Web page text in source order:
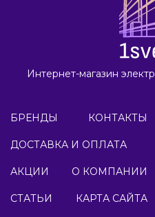
Интернет-магазин
БРЕНДЫ КОНТАКТЫ
ДОСТАВКА И ОПЛАТА
АКЦИИ О КОМПАНИИ
СТАТЬИ КАРТА САЙТА